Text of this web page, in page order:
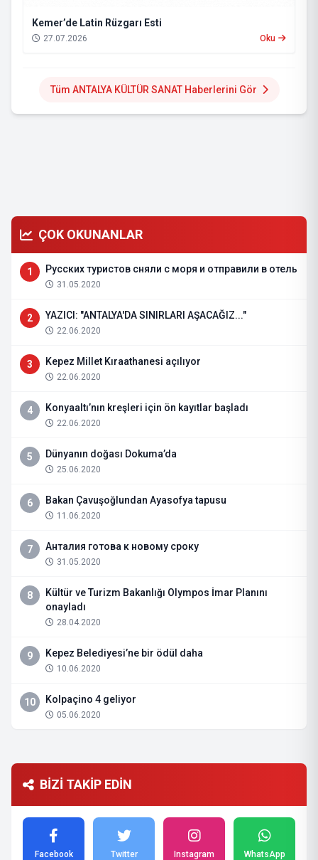
Kemer’de Latin Rüzgarı Esti
27.07.2026 Oku
Tüm ANTALYA KÜLTÜR SANAT Haberlerini Gör
ÇOK OKUNANLAR
1 Русских туристов сняли с моря и отправили в отель
31.05.2020
2 YAZICI: "ANTALYA'DA SINIRLARI AŞACAĞIZ..."
22.06.2020
3 Kepez Millet Kıraathanesi açılıyor
22.06.2020
4 Konyaaltı’nın kreşleri için ön kayıtlar başladı
22.06.2020
5 Dünyanın doğası Dokuma’da
25.06.2020
6 Bakan Çavuşoğlundan Ayasofya tapusu
11.06.2020
7 Анталия готова к новому сроку
31.05.2020
8
Kültür ve Turizm Bakanlığı Olympos İmar Planını
onayladı
28.04.2020
9 Kepez Belediyesi’ne bir ödül daha
10.06.2020
10 Kolpaçino 4 geliyor
05.06.2020
BİZİ TAKİP EDİN
Facebook Twitter Instagram WhatsApp